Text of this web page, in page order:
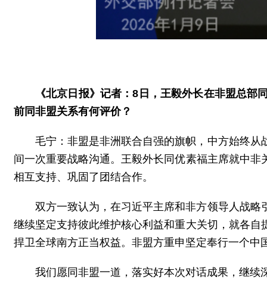
《北京日报》记者：8日，王毅外长在非盟总
前同非盟关系有何评价？
毛宁：非盟是非洲联合自强的旗帜，中方始终
间一次重要战略沟通。王毅外长同优素福主席就中
相互支持、巩固了团结合作。
双方一致认为，在习近平主席和非方领导人战
继续坚定支持彼此维护核心利益和重大关切，就各
捍卫全球南方正当权益。非盟方重申坚定奉行一个
我们愿同非盟一道，落实好本次对话成果，继